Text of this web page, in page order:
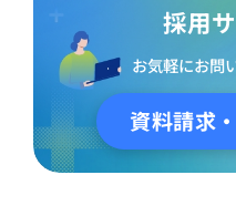
採用
お気軽にお問
資料請求